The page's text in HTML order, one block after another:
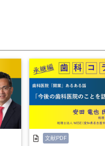
士や代行業者から退
、「退職に強い歯科医
う院長先生もいらっし
てもすぐに補充採用
文献PDF